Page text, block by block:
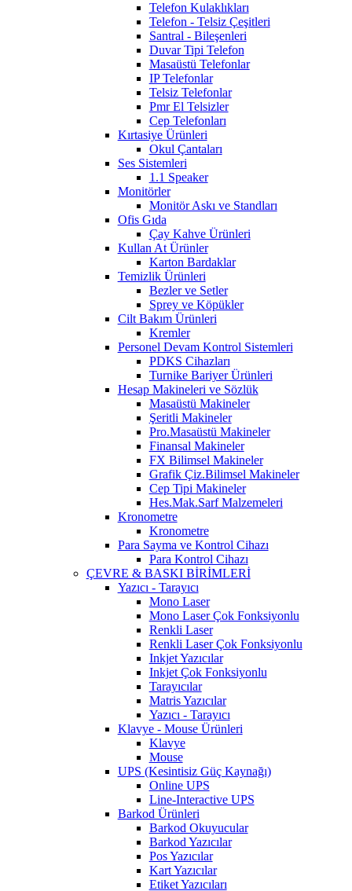
Telefon Kulaklıkları
Telefon - Telsiz Çeşitleri
Santral - Bileşenleri
Duvar Tipi Telefon
Masaüstü Telefonlar
IP Telefonlar
Telsiz Telefonlar
Pmr El Telsizler
Cep Telefonları
Kırtasiye Ürünleri
Okul Çantaları
Ses Sistemleri
1.1 Speaker
Monitörler
Monitör Askı ve Standları
Ofis Gıda
Çay Kahve Ürünleri
Kullan At Ürünler
Karton Bardaklar
Temizlik Ürünleri
Bezler ve Setler
Sprey ve Köpükler
Cilt Bakım Ürünleri
Kremler
Personel Devam Kontrol Sistemleri
PDKS Cihazları
Turnike Bariyer Ürünleri
Hesap Makineleri ve Sözlük
Masaüstü Makineler
Şeritli Makineler
Pro.Masaüstü Makineler
Finansal Makineler
FX Bilimsel Makineler
Grafik Çiz.Bilimsel Makineler
Cep Tipi Makineler
Hes.Mak.Sarf Malzemeleri
Kronometre
Kronometre
Para Sayma ve Kontrol Cihazı
Para Kontrol Cihazı
ÇEVRE & BASKI BİRİMLERİ
Yazıcı - Tarayıcı
Mono Laser
Mono Laser Çok Fonksiyonlu
Renkli Laser
Renkli Laser Çok Fonksiyonlu
Inkjet Yazıcılar
Inkjet Çok Fonksiyonlu
Tarayıcılar
Matris Yazıcılar
Yazıcı - Tarayıcı
Klavye - Mouse Ürünleri
Klavye
Mouse
UPS (Kesintisiz Güç Kaynağı)
Online UPS
Line-Interactive UPS
Barkod Ürünleri
Barkod Okuyucular
Barkod Yazıcılar
Pos Yazıcılar
Kart Yazıcılar
Etiket Yazıcıları